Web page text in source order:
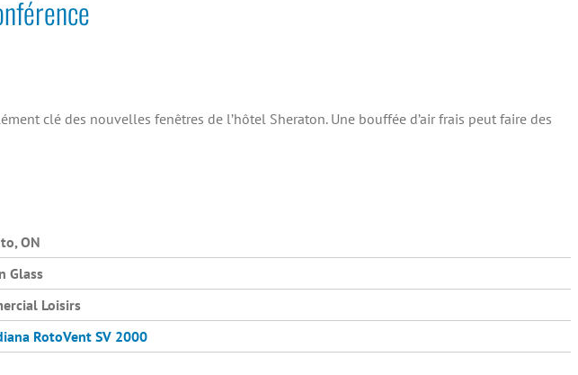
clé des nouvelles fenêtres de l’hôtel Sheraton. Une bouffée d’air frais peut faire des
ON
Glass
Loisirs
RotoVent SV 2000